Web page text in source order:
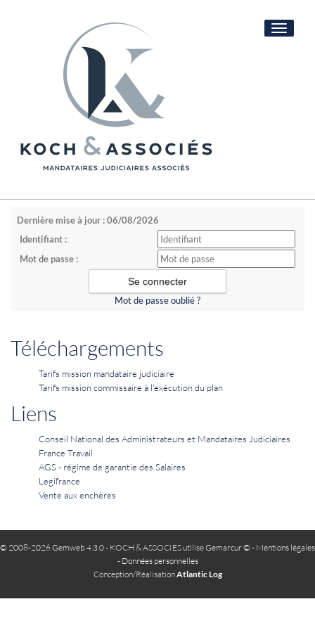
Toggle
Dernière mise à jour : 06/08/2026
Identifiant :
Mot de passe :
Mot de passe oublié ?
Téléchargements
Tarifs mission mandataire judiciaire
Tarifs mission commissaire à l'exécution du plan
Liens
Conseil National des Administrateurs et Mandataires Judiciaires
France Travail
AGS - régime de garantie des Salaires
Legifrance
Vente aux enchères
© 2008-2026 Gemweb 4.3.0- KOCH & ASSOCIES utiliseGemarcur © - Mentions légales
- Données personnelles
Conception/RéalisationAtlantic Log